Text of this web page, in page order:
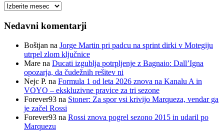
Arhiv
Nedavni komentarji
Boštjan na Jorge Martin pri padcu na sprint dirki v Motegiju
utrpel zlom ključnice
Mare na Ducati izgublja potrpljenje z Bagnaio: Dall’Igna
opozarja, da čudežnih rešitev ni
Nejc P. na Formula 1 od leta 2026 znova na Kanalu A in
VOYO – ekskluzivne pravice za tri sezone
Forever93 na Stoner: Za spor vsi krivijo Marqueza, vendar ga
je začel Rossi
Forever93 na Rossi znova pogrel sezono 2015 in udaril po
Marquezu